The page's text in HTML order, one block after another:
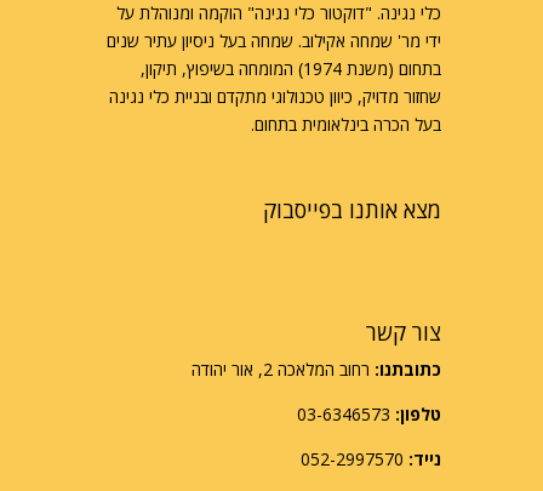
כלי נגינה. "דוקטור כלי נגינה" הוקמה ומנוהלת על
ידי מר' שמחה אקילוב. שמחה בעל ניסיון עתיר שנים
בתחום (משנת 1974) המומחה בשיפוץ, תיקון,
שחזור מדויק, כיוון טכנולוגי מתקדם ובניית כלי נגינה
בעל הכרה בינלאומית בתחום.
מצא אותנו בפייסבוק
צור קשר
כתובתנו: רחוב המלאכה 2, אור יהודה
טלפון:
נייד: